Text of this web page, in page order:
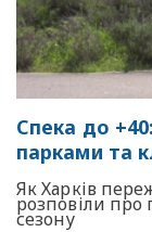
Спека до
парками та
Як Харків
розповіли про
сезону